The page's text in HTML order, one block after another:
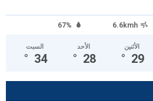
67% 6.6kmh
السبت
34
°
الأحد
28
°
الأثنين
29
°